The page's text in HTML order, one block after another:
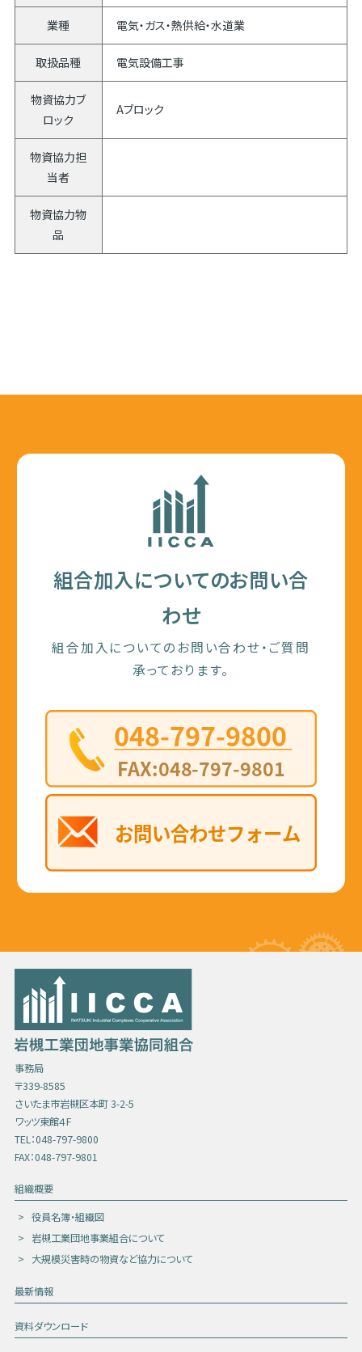
業種 電気・ガス・熱供給・水道業
取扱品種 電気設備工事
物資協力ブ
ロック
Aブロック
物資協力担
当者
物資協力物
品
組合加入についてのお問い合
わせ
組合加入についてのお問い合わせ・ご質問
承っております。
事務局
〒339-8585
さいたま市岩槻区本町 3-2-5
ワッツ東館４F
TEL：048-797-9800
FAX：048-797-9801
組織概要
役員名簿・組織図
岩槻工業団地事業組合について
大規模災害時の物資など協力について
最新情報
資料ダウンロード